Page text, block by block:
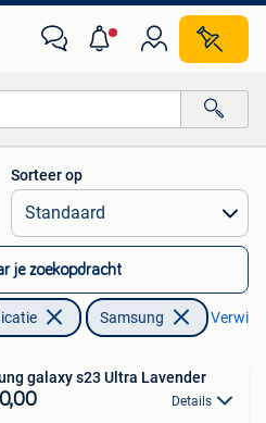
Sorteer op
je zoekopdracht
Samsung
galaxy s23 Ultra Lavender
Details